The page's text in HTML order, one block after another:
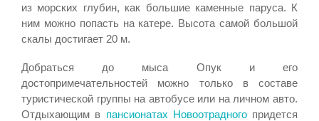
из морских глубин, как большие каменные паруса. К
ним можно попасть на катере. Высота самой большой
скалы достигает 20 м.
Добраться до мыса Опук и его
достопримечательностей можно только в составе
туристической группы на автобусе или на личном авто.
Отдыхающим в пансионатах Новоотрадногопридется